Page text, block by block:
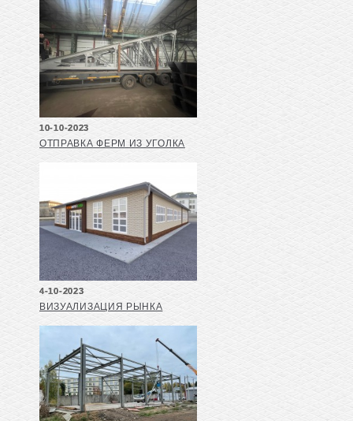
10-10-2023
ОТПРАВКА ФЕРМ ИЗ УГОЛКА
4-10-2023
ВИЗУАЛИЗАЦИЯ РЫНКА